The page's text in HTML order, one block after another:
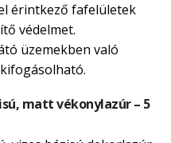
érintkező fafelületek
védelmet.
üzemekben való
matt vékonylazúr – 5